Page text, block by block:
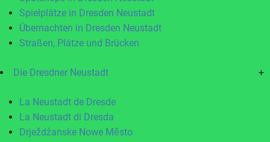
Spielplätze in Dresden Neustadt
Übernachten in Dresden Neustadt
Straßen, Plätze und Brücken
Die Dresdner Neustadt +
La Neustadt de Dresde
La Neustadt di Dresda
Drježdźanske Nowe Město